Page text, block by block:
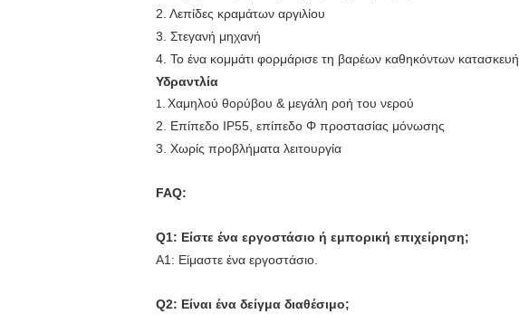
2. Λεπίδες κραμάτων αργιλίου
3. Στεγανή μηχανή
4. Το ένα κομμάτι φορμάρισε τη βαρέων καθηκόντων κατασκευή
Υδραντλία
1. Χαμηλού θορύβου & μεγάλη ροή του νερού
2. Επίπεδο IP55, επίπεδο Φ προστασίας μόνωσης
3. Χωρίς προβλήματα λειτουργία
FAQ:
Q1: Είστε ένα εργοστάσιο ή εμπορική επιχείρηση;
Α1: Είμαστε ένα εργοστάσιο.
Q2: Είναι ένα δείγμα διαθέσιμο;